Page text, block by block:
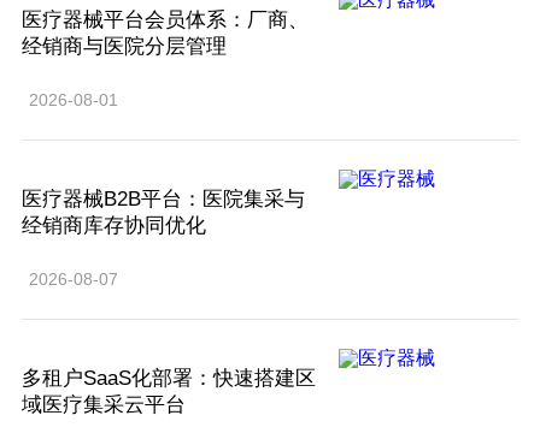
医疗器械平台会员体系：厂商、
经销商与医院分层管理
2026-08-01
医疗器械B2B平台：医院集采与
经销商库存协同优化
2026-08-07
多租户SaaS化部署：快速搭建区
域医疗集采云平台